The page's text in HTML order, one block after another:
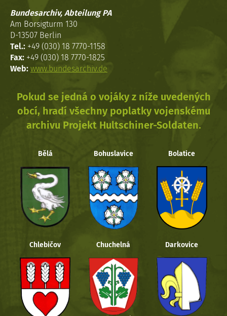
Bundesarchiv, Abteilung PA
Am Borsigturm 130
D-13507 Berlin
Tel.: +49 (030) 18 7770-1158
Fax: +49 (030) 18 7770-1825
Web: www.bundesarchiv.de
Pokud se jedná o vojáky z níže uvedených
obcí, hradí všechny poplatky vojenskému
archivu Projekt Hultschiner-Soldaten.
Bělá Bohuslavice Bolatice
Chlebičov Chuchelná Darkovice